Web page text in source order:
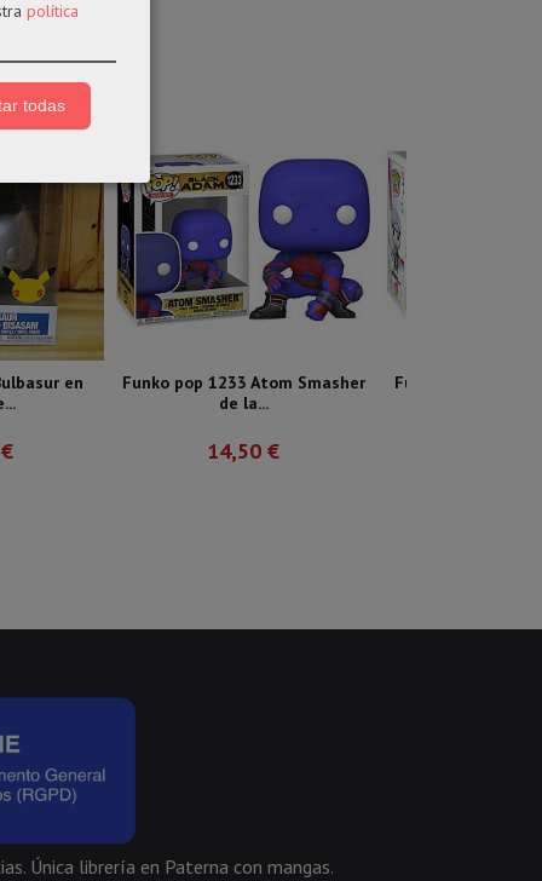
en
Funko pop 1233 Atom Smasher
de la...
14,50 €
Funko pop 1357
Única librería en Paterna con mangas.
política
todas